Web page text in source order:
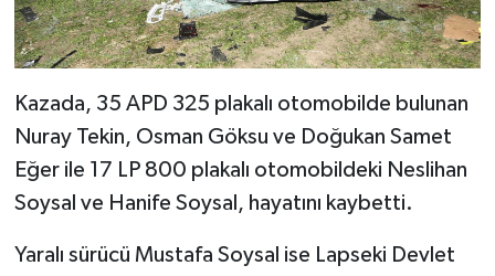
Kazada, 35 APD 325 plakalı otomobilde bulunan
Nuray Tekin, Osman Göksu ve Doğukan Samet
Eğer ile 17 LP 800 plakalı otomobildeki Neslihan
Soysal ve Hanife Soysal, hayatını kaybetti.
Yaralı sürücü Mustafa Soysal ise Lapseki Devlet